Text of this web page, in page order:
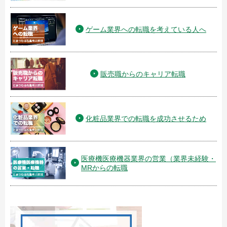
ゲーム業界への転職を考えている人へ
販売職からのキャリア転職
化粧品業界での転職を成功させるため
医療機医療機器業界の営業（業界未経験・
MRからの転職